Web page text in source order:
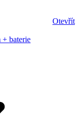
Otevřít
+ baterie